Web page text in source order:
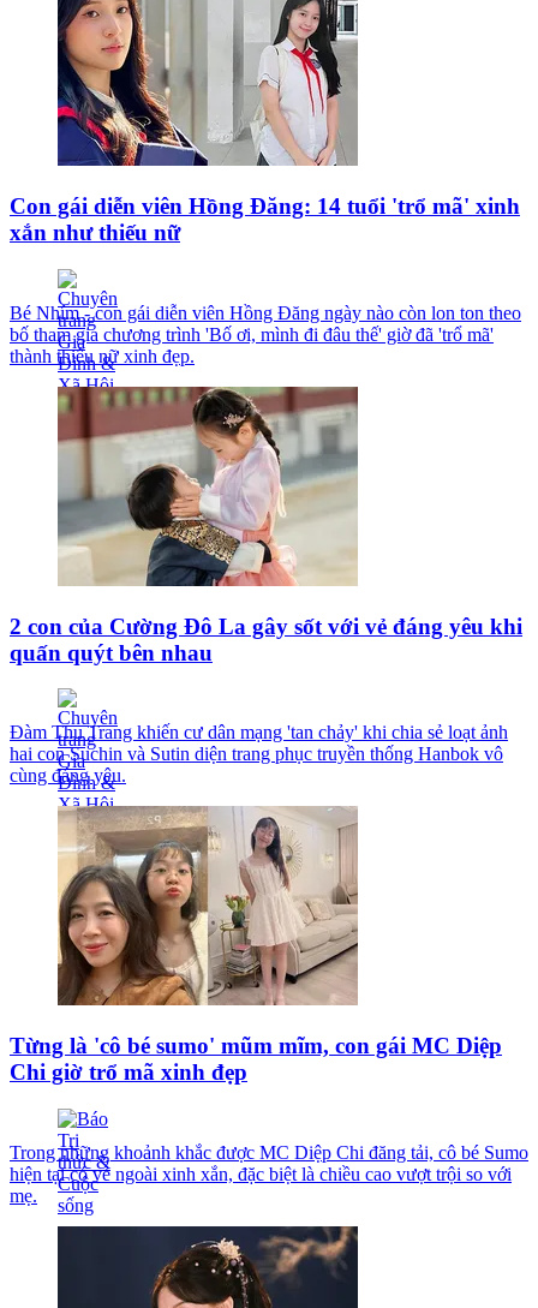
Con gái diễn viên Hồng Đăng: 14 tuổi 'trổ mã' xinh
xắn như thiếu nữ
Bé Nhím - con gái diễn viên Hồng Đăng ngày nào còn lon ton theo
bố tham gia chương trình 'Bố ơi, mình đi đâu thế' giờ đã 'trổ mã'
thành thiếu nữ xinh đẹp.
2 con của Cường Đô La gây sốt với vẻ đáng yêu khi
quấn quýt bên nhau
Đàm Thu Trang khiến cư dân mạng 'tan chảy' khi chia sẻ loạt ảnh
hai con Suchin và Sutin diện trang phục truyền thống Hanbok vô
cùng đáng yêu.
Từng là 'cô bé sumo' mũm mĩm, con gái MC Diệp
Chi giờ trổ mã xinh đẹp
Trong những khoảnh khắc được MC Diệp Chi đăng tải, cô bé Sumo
hiện tại có vẻ ngoài xinh xắn, đặc biệt là chiều cao vượt trội so với
mẹ.